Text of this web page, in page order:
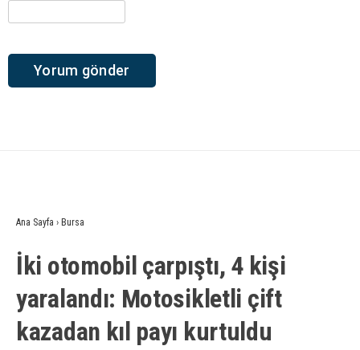
Ana Sayfa › Bursa
İki otomobil çarpıştı, 4 kişi
yaralandı: Motosikletli çift
kazadan kıl payı kurtuldu